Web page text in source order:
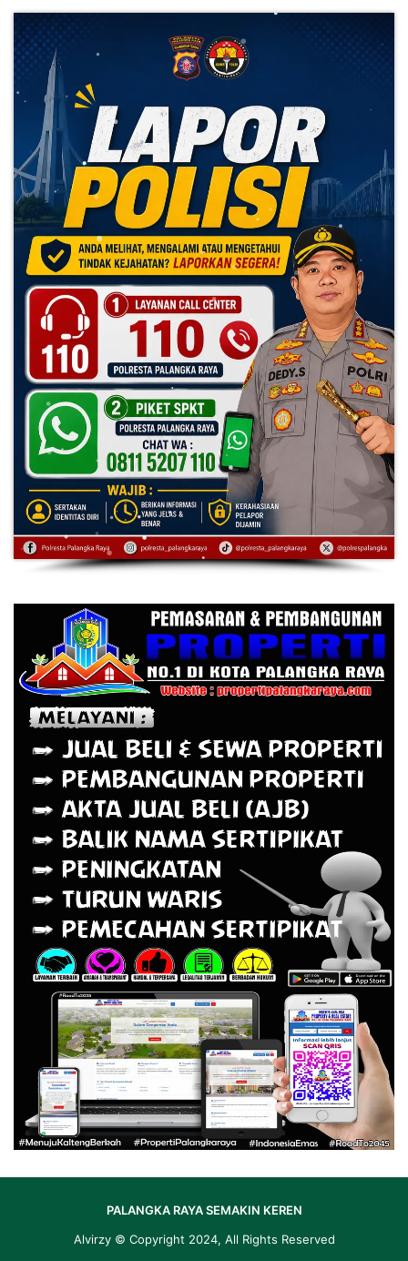
PALANGKA RAYA SEMAKIN KEREN
Alvirzy © Copyright 2024, All Rights Reserved